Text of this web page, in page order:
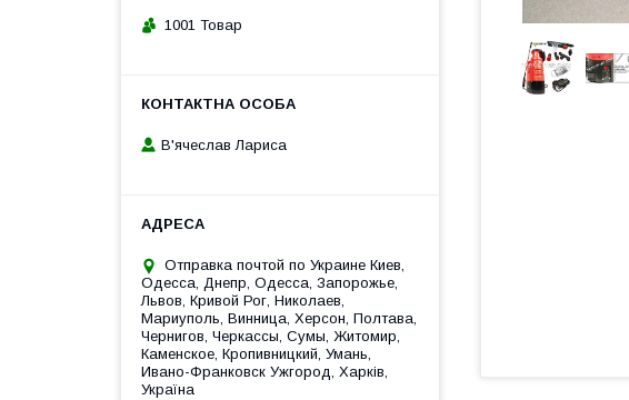
1001 Товар
В'ячеслав Лариса
Отправка почтой по Украине Киев,
Одесса, Днепр, Одесса, Запорожье,
Львов, Кривой Рог, Николаев,
Мариуполь, Винница, Херсон, Полтава,
Чернигов, Черкассы, Сумы, Житомир,
Каменское, Кропивницкий, Умань,
Ивано-Франковск Ужгород, Харків,
Україна